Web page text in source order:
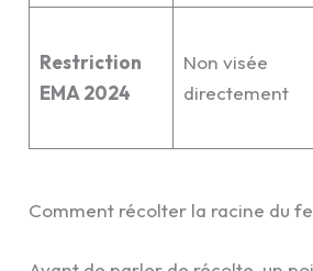
Restriction
EMA 2024
Non visée
directement
Comment récolter la racine du